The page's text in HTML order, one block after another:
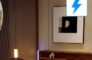
Doppelbett LED (1
Mit LED-Licht, Nachttisch,
cm
€